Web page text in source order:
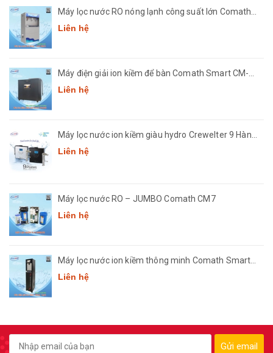
Máy lọc nước RO nóng lạnh công suất lớn Comath
CM2681-50
Liên hệ
Máy điện giải ion kiềm để bàn Comath Smart CM-
3668
Liên hệ
Máy lọc nước ion kiềm giàu hydro Crewelter 9 Hàn
Quốc
Liên hệ
Máy lọc nước RO – JUMBO Comath CM7
Liên hệ
Máy lọc nước ion kiềm thông minh Comath Smart
CM3668
Liên hệ
Gửi email